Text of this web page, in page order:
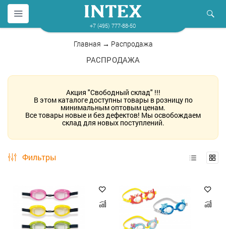
+7 (495) 777-88-50
Главная → Распродажа
РАСПРОДАЖА
Акция "Свободный склад" !!!
В этом каталоге доступны товары в розницу по
минимальным оптовым ценам.
Все товары новые и без дефектов! Мы освобождаем
склад для новых поступлений.
Фильтры